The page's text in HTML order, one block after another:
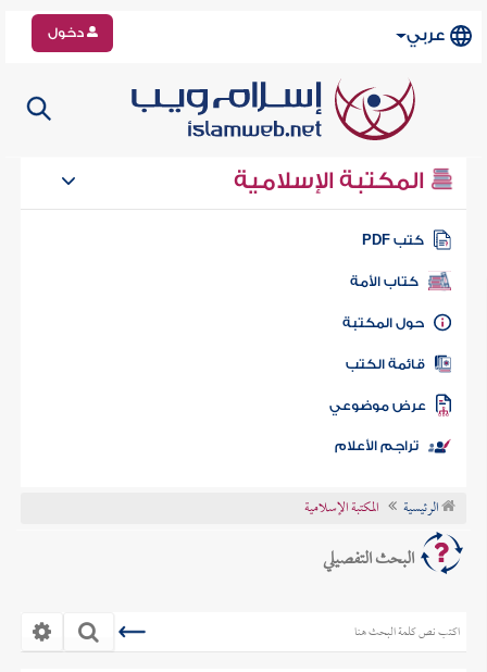
عربي دخول
المكتبة الإسلامية
كتب PDF
كتاب الأمة
حول المكتبة
قائمة الكتب
تراجم الأعلام
الرئيسية المكتبة الإسلامية
البحث التفصيلي